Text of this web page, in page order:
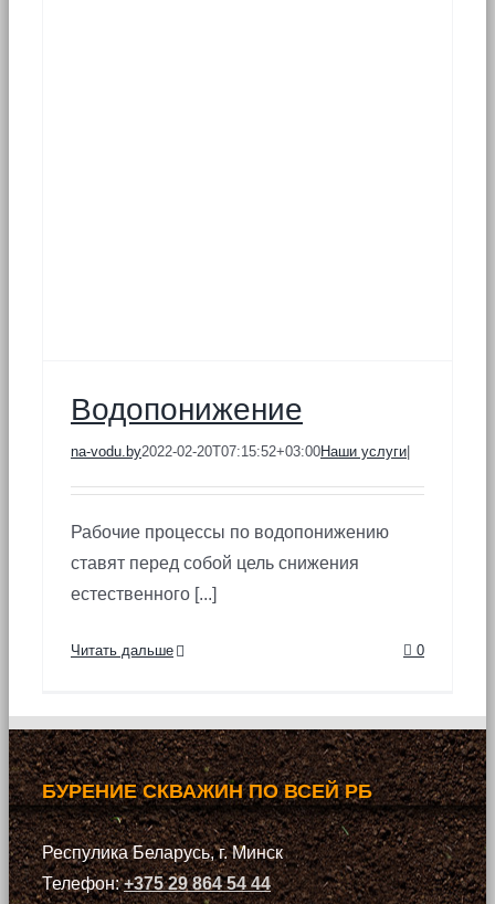
Водопонижение
na-vodu.by2022-02-20T07:15:52+03:00Наши услуги
Рабочие процессы по водопонижению
ставят перед собой цель снижения
естественного [...]
Читать дальше 0
БУРЕНИЕ СКВАЖИН ПО ВСЕЙ РБ
Респулика Беларусь, г. Минск
Телефон:+375 29 864 54 44